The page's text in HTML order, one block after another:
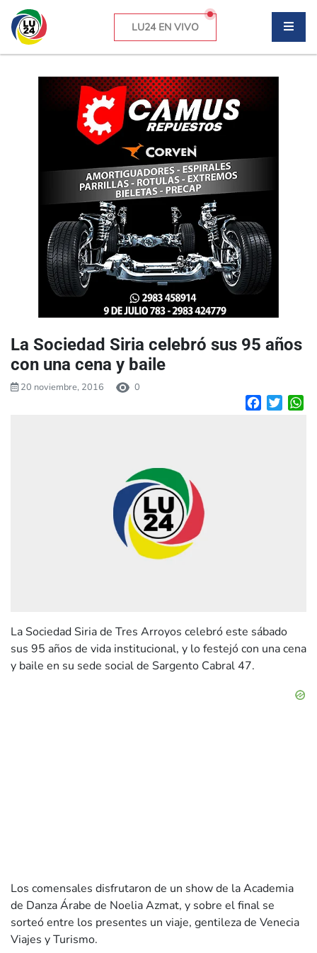
LU24 EN VIVO
La Sociedad Siria celebró sus 95 años
con una cena y baile
20 noviembre, 2016 0
Facebook
La Sociedad Siria de Tres Arroyos celebró este sábado
sus 95 años de vida institucional, y lo festejó con una cena
y baile en su sede social de Sargento Cabral 47.
Los comensales disfrutaron de un show de la Academia
de Danza Árabe de Noelia Azmat, y sobre el final se
sorteó entre los presentes un viaje, gentileza de Venecia
Viajes y Turismo.